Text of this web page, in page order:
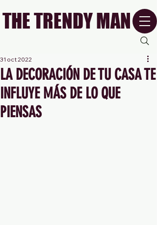
THE TRENDY MAN
LA DECORACIÓN DE TU CASA TE
INFLUYE MÁS DE LO QUE
PIENSAS
31 oct 2022